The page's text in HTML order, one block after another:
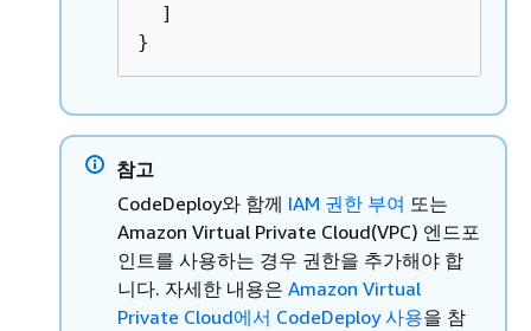
  ]
}
참고
CodeDeploy와 함께 IAM 권한 부여 또는
Amazon Virtual Private Cloud(VPC) 엔드포
인트를 사용하는 경우 권한을 추가해야 합
니다. 자세한 내용은 Amazon Virtual
Private Cloud에서 CodeDeploy 사용을 참